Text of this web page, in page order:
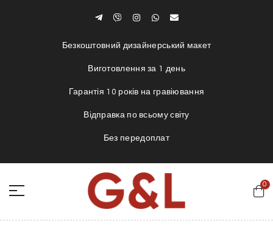
Безкоштовний дизайнерський макет
Виготовлення за 1 день
Гарантія 10 років на гравіювання
Відправка по всьому світу
Без передоплат
0